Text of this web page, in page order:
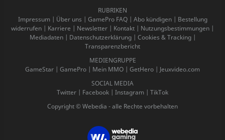
RUBRIKEN
Impressum| Über uns | GamePro FAQ| Abo kündigen| Bestellung
widerrufen | Karriere | Newsletter | Kontakt | Nutzungsbestimmungen |
Mediadaten| Datenschutzerklärung| Cookies & Tracking|
Transparenzbericht
MEDIENGRUPPE
GameStar | GamePro | Mein MMO | GetHero | Jeuxvideo.com
SOCIAL MEDIA
Twitter | Facebook | Instagram | TikTok
Copyright © Webedia - alle Rechte vorbehalten